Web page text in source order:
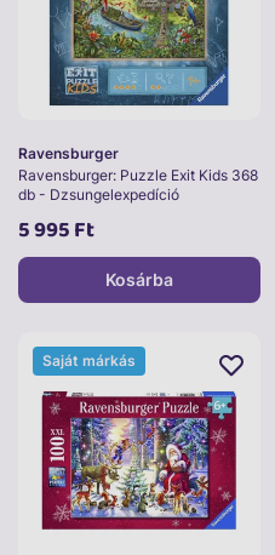
Ravensburger
Ravensburger: Puzzle Exit Kids 368
db - Dzsungelexpedíció
5 995 Ft
Kosárba
Saját márkás